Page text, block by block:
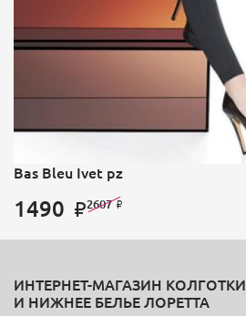
Bas Bleu Ivet pz
1490 2607
ИНТЕРНЕТ-МАГАЗИН КОЛГОТКИ
И НИЖНЕЕ БЕЛЬЕ ЛОРЕТТА